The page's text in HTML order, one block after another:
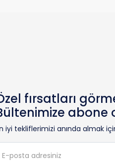
fırsatları
abone
iyi tekliflerimizi anında almak